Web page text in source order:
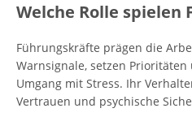
Welche Rolle spielen
Führungskräfte prägen die
Warnsignale, setzen
Umgang mit Stress. Ihr
Vertrauen und psychische